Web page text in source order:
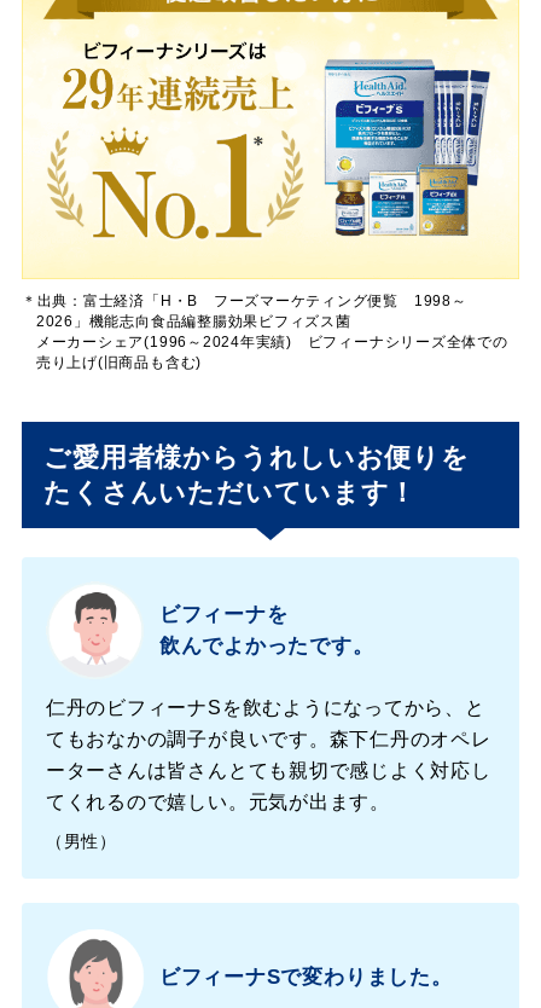
＊出典：富士経済「H・B フーズマーケティング便覧 1998～
2026」機能志向食品編整腸効果ビフィズス菌
メーカーシェア(1996～2024年実績) ビフィーナ シリーズ全体での
売り上げ(旧商品も含む)
ご愛用者様からうれしいお便りを
たくさんいただいています！
ビフィーナを
飲んでよかったです。
仁丹のビフィーナSを飲むようになってから、と
てもおなかの調子が良いです。森下仁丹のオペレ
ーターさんは皆さんとても親切で感じよく対応し
てくれるので嬉しい。元気が出ます。
（男性）
ビフィーナSで変わりました。